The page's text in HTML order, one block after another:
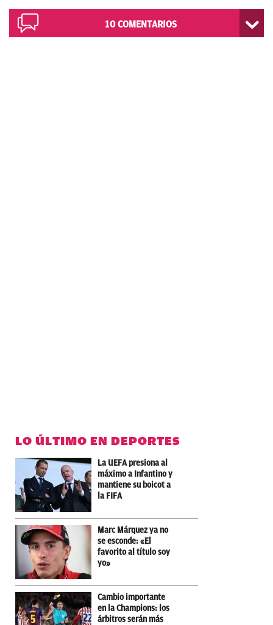
10COMENTARIOS
LO ÚLTIMO EN DEPORTES
La UEFA presiona al
máximo a Infantino y
mantiene su boicot a
la FIFA
Marc Márquez ya no
se esconde: «El
favorito al título soy
yo»
Cambio importante
en la Champions: los
árbitros serán más